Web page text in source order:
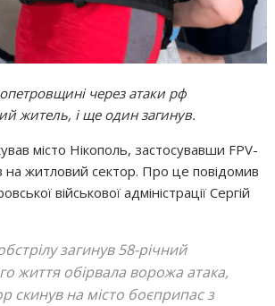
через атаки рф
житель, і ще один загинув.
місто Нікополь, застосувавши FPV-
на житловий сектор. Про це повідомив
військової адміністрації Сергій
загинув 58-річний
життя обірвала ворожа атака,
скинув на місто боєприпас з